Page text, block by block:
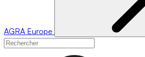
AGRA Europe